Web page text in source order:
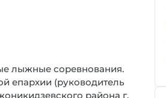
лыжные соревнования.
епархии (руководитель
района г.